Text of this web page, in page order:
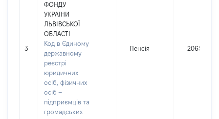
3
ФОНДУ
УКРАЇНИ
ЛЬВІВСЬКОЇ
ОБЛАСТІ
Код в Єдиному
державному
реєстрі
юридичних
осіб, фізичних
осіб –
підприємців та
громадських
Пенсія 206515